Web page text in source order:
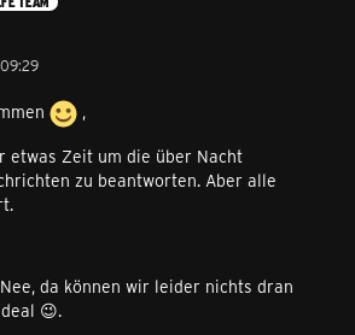
,
etwas Zeit um die über Nacht
zu beantworten. Aber alle
da können wir leider nichts dran
😉.